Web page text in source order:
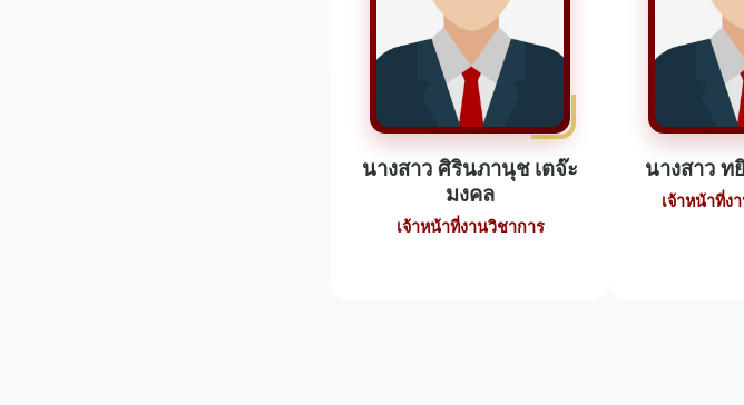
นางสาว ศิรินภานุช เตจ๊ะ
มงคล
เจ้าหน้าที่งานวิชาการ
นางสาว ท
เจ้าหน้าที่ง